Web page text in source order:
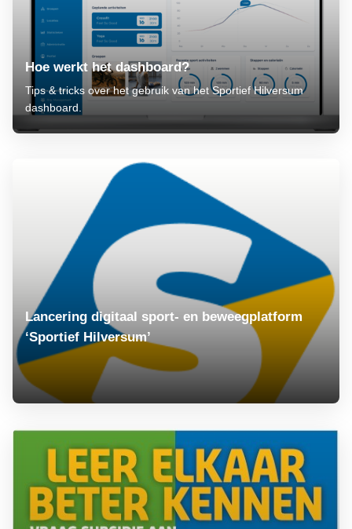
Hoe werkt het dashboard?
Tips & tricks over het gebruik van het Sportief Hilversum
dashboard.
Lancering digitaal sport- en beweegplatform
‘Sportief Hilversum’